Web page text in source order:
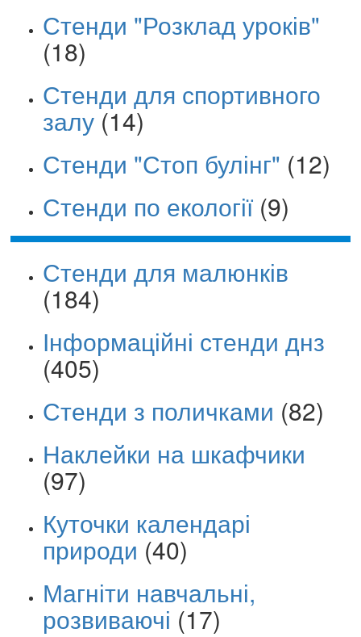
Стенди "Розклад уроків"
(18)
Стенди для спортивного
залу(14)
Стенди "Стоп булінг" (12)
Стенди по екології (9)
Стенди для малюнків
(184)
Інформаційні стенди днз
(405)
Стенди з поличками (82)
Наклейки на шкафчики
(97)
Куточки календарі
природи (40)
Магніти навчальні,
розвиваючі (17)